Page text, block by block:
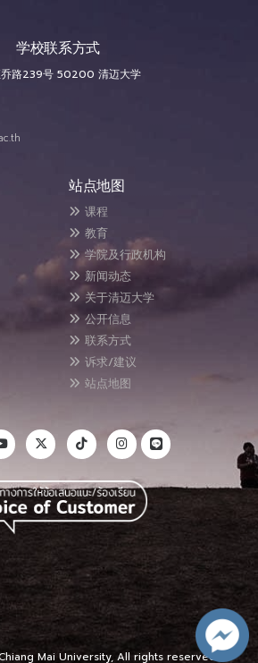
学校联系方式
乔路239号 50200 清迈大学
站点地图
课程
教育
学院及行政机构
新闻动态
关于清迈大学
公开信息
联系方式
诉求/建议
站点地图
Mai University, All rights reserved.